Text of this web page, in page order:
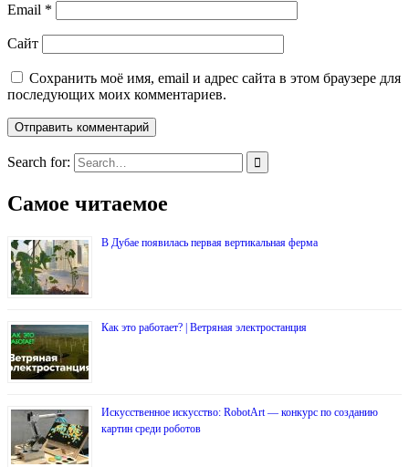
Email *
Сайт
Сохранить моё имя, email и адрес сайта в этом браузере для
последующих моих комментариев.
Search for:
Самое читаемое
В Дубае появилась первая вертикальная ферма
Как это работает? | Ветряная электростанция
Искусственное искусство: RobotArt — конкурс по созданию
картин среди роботов